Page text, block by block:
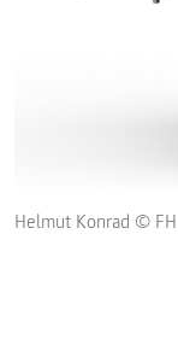
Helmut Konrad ©